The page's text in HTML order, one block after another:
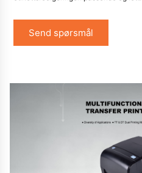
Send spørsmål